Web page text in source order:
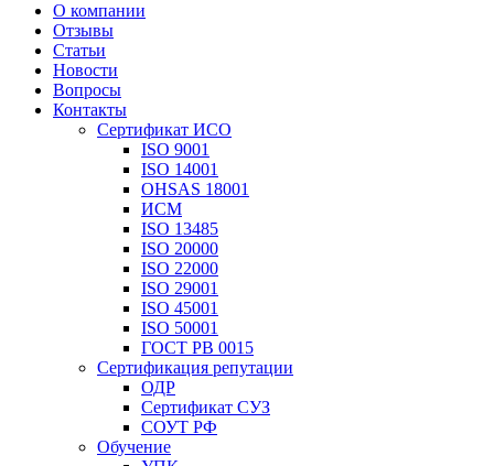
О компании
Отзывы
Статьи
Новости
Вопросы
Контакты
Сертификат ИСО
ISO 9001
ISO 14001
OHSAS 18001
ИСМ
ISO 13485
ISO 20000
ISO 22000
ISO 29001
ISO 45001
ISO 50001
ГОСТ РВ 0015
Сертификация репутации
ОДР
Сертификат СУЗ
СОУТ РФ
Обучение